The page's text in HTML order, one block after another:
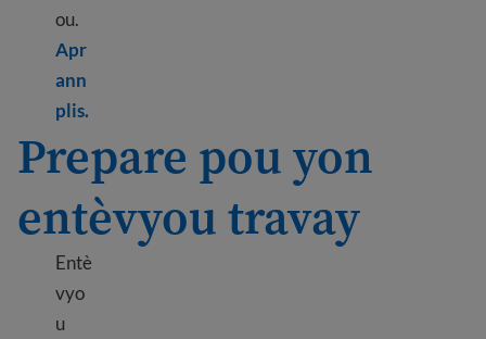
ou.
Apr
ann
plis.Learn more about Professional references
Prepare pou yon
entèvyou travay
Entè
vyo
u